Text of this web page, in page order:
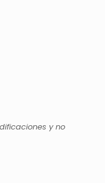
y no